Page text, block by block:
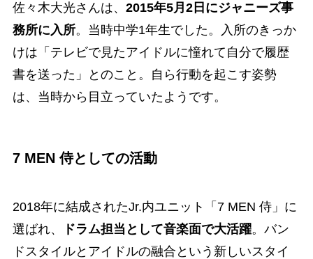
佐々木大光さんは、 2015年5月2日にジャニーズ事
務所に入所。当時中学1年生でした。入所のきっか
けは「テレビで見たアイドルに憧れて自分で履歴
書を送った」とのこと。自ら行動を起こす姿勢
は、当時から目立っていたようです。
7 MEN 侍としての活動
2018年に結成されたJr.内ユニット「7 MEN 侍」に
選ばれ、
ドラム担当として音楽面で大活躍。バン
ドスタイルとアイドルの融合という新しいスタイ